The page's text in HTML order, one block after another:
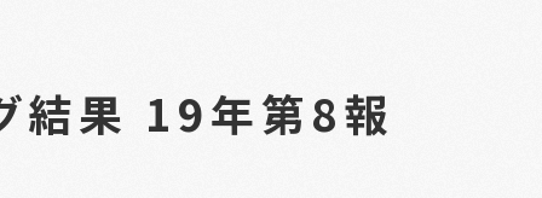
結果 19年第8報